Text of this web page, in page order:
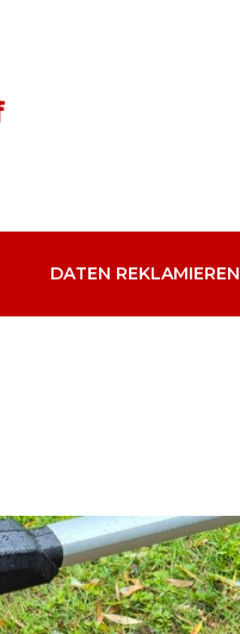
DATEN REKLAMIEREN